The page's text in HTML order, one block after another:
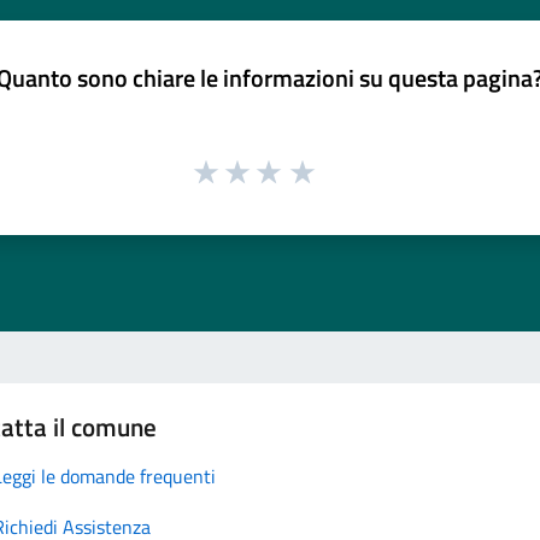
sono chiare le informazioni su questa
il comune
le domande frequenti
Assistenza